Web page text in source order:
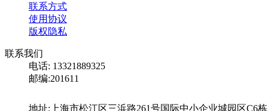
联系方式
使用协议
版权隐私
联系我们
电话: 13321889325
邮编:201611
地址:上海市松江区三浜路261号国际中小企业城园区C6